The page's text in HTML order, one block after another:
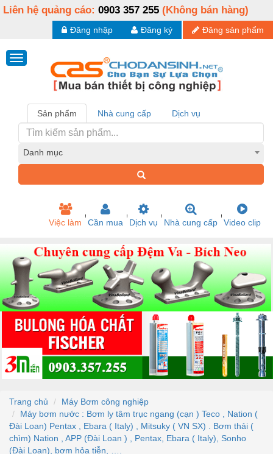
Liên hệ quảng cáo: 0903 357 255 (Không bán hàng)
Đăng sản phẩm
Đăng ký
Đăng nhập
Sản phẩm Nhà cung cấp Dịch vụ
Danh mục
Việc làm Cần mua Dịch vụ Nhà cung cấp Video clip
Trang chủ
Máy Bơm công nghiệp
Máy bơm nước : Bơm ly tâm trục ngang (cạn ) Teco , Nation (
Đài Loan) Pentax , Ebara ( Italy) , Mitsuky ( VN SX) . Bơm thải (
chìm) Nation , APP (Đài Loan ) , Pentax, Ebara ( Italy), Sonho
(Đài Loan), bơm hỏa tiễn, ….